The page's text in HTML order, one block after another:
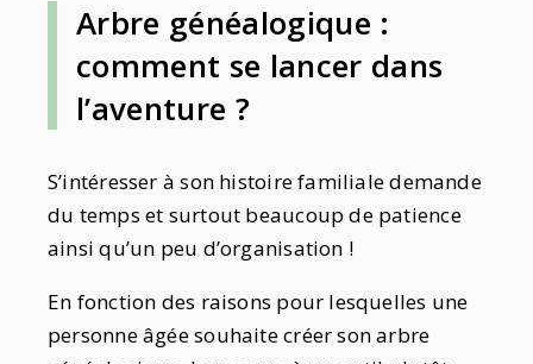
Arbre généalogique :
comment se lancer dans
l’aventure ?
S’intéresser à son histoire familiale demande
du temps et surtout beaucoup de patience
ainsi qu’un peu d’organisation !
En fonction des raisons pour lesquelles une
personne âgée souhaite créer son arbre